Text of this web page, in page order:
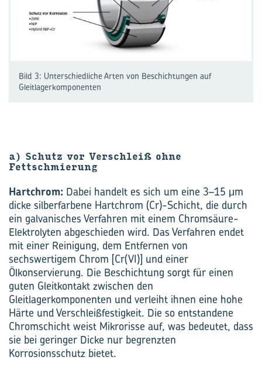
Bild 3: Unterschiedliche Arten von Beschichtungen auf
Gleitlagerkomponenten
a) Schutz vor Verschleiß ohne
Fettschmierung
Hartchrom: Dabei handelt es sich um eine 3–15 μm
dicke silberfarbene Hartchrom (Cr)-Schicht, die durch
ein galvanisches Verfahren mit einem Chromsäure-
Elektrolyten abgeschieden wird. Das Verfahren endet
mit einer Reinigung, dem Entfernen von
sechswertigem Chrom [Cr(VI)] und einer
Ölkonservierung. Die Beschichtung sorgt für einen
guten Gleitkontakt zwischen den
Gleitlagerkomponenten und verleiht ihnen eine hohe
Härte und Verschleißfestigkeit. Die so entstandene
Chromschicht weist Mikrorisse auf, was bedeutet, dass
sie bei geringer Dicke nur begrenzten
Korrosionsschutz bietet.